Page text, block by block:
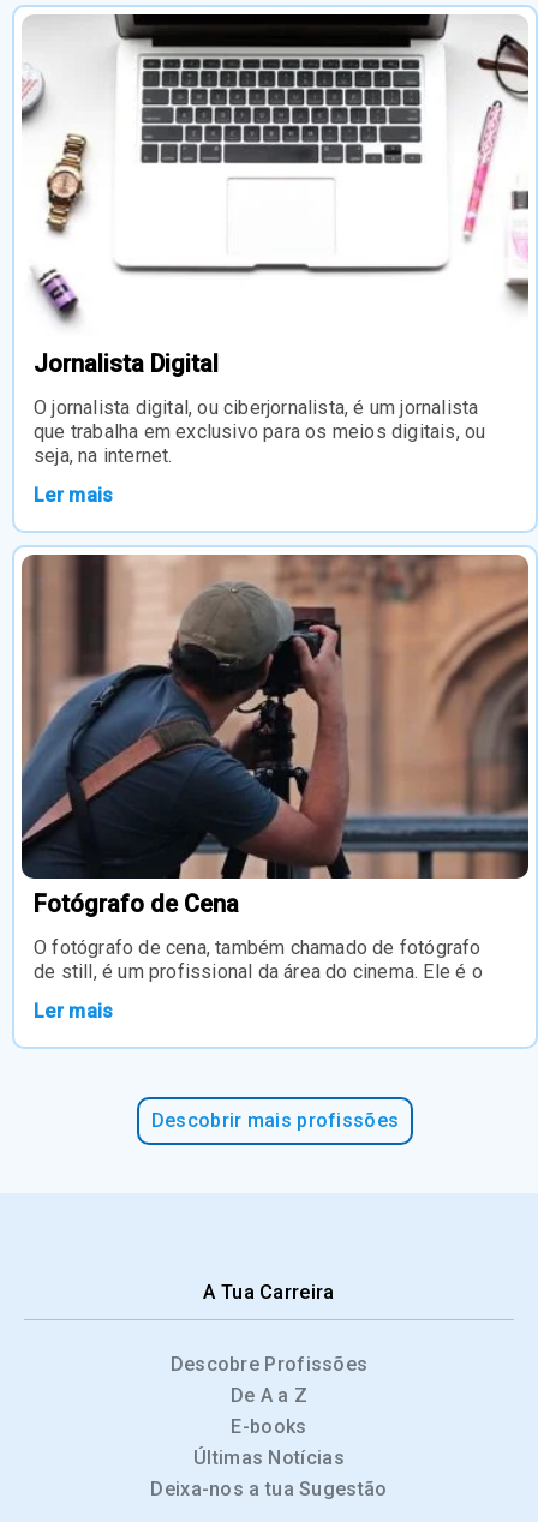
Jornalista Digital
O jornalista digital, ou ciberjornalista, é um jornalista
que trabalha em exclusivo para os meios digitais, ou
seja, na internet.
Ler mais
Fotógrafo de Cena
O fotógrafo de cena, também chamado de fotógrafo
de still, é um profissional da área do cinema. Ele é o
Ler mais
Descobrir mais profissões
A Tua Carreira
Descobre Profissões
De A a Z
E-books
Últimas Notícias
Deixa-nos a tua Sugestão